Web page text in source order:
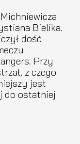
Bielika.
dość
Przy
z czego
jest
do ostatniej